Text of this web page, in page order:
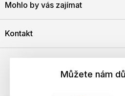
Mohlo by vás zajímat
Kontakt
Můžete nám